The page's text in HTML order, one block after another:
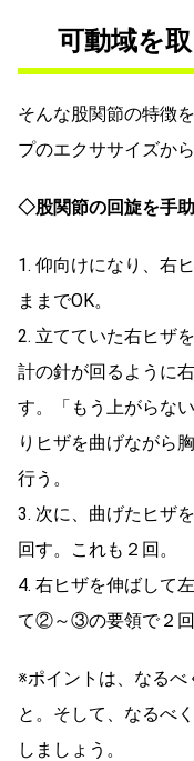
可動域を
そんな股関節の特徴
プのエクササイズから
◇股関節の回旋を手
1. 仰向けになり、右
ままでOK。
2. 立てていた右ヒザ
計の針が回るように
す。「もう上がらな
りヒザを曲げながら
行う。
3. 次に、曲げたヒザ
回す。これも２回。
4. 右ヒザを伸ばして
て②～③の要領で２回
※ポイントは、なるべ
と。そして、なるべ
しましょう。